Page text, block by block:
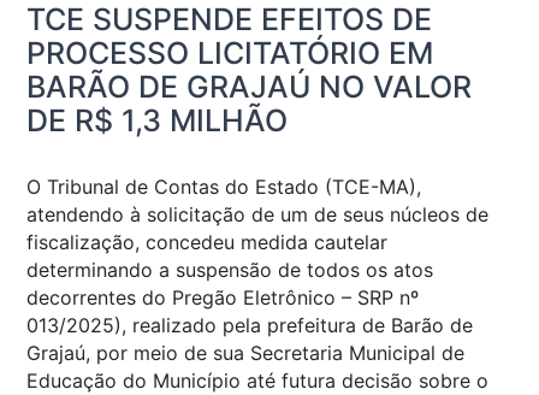
TCE SUSPENDE EFEITOS DE
PROCESSO LICITATÓRIO EM
BARÃO DE GRAJAÚ NO VALOR
DE R$ 1,3 MILHÃO
O Tribunal de Contas do Estado (TCE-MA),
atendendo à solicitação de um de seus núcleos de
fiscalização, concedeu medida cautelar
determinando a suspensão de todos os atos
decorrentes do Pregão Eletrônico – SRP nº
013/2025), realizado pela prefeitura de Barão de
Grajaú, por meio de sua Secretaria Municipal de
Educação do Município até futura decisão sobre o